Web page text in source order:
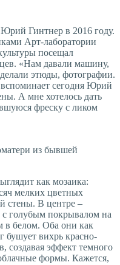
Гинтнер в 2016 году.
Арт-лаборатории
посещал
«Нам давали машину,
этюды, фотографии.
сегодня Юрий
А мне хотелось дать
фреску с ликом
из бывшей
как мозаика:
мелких цветных
стены. В центре –
с голубым покрывалом на
в белом. Оба они как
бушует вихрь красно-
создавая эффект темного
формы. Кажется,